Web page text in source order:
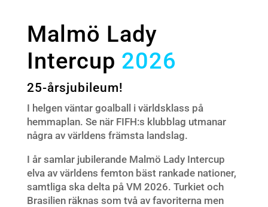
Malmö Lady
Intercup 2026
25-årsjubileum!
I helgen väntar goalball i världsklass på
hemmaplan. Se när FIFH:s klubblag utmanar
några av världens främsta landslag.
I år samlar jubilerande Malmö Lady Intercup
elva av världens femton bäst rankade nationer,
samtliga ska delta på VM 2026. Turkiet och
Brasilien räknas som två av favoriterna men